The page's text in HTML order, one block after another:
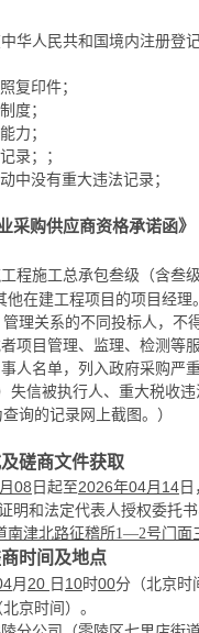
华人民共和国境内注册
复印件；
度；
力；
录；；
中没有重大违法记录；
采购供应商资格承诺函
程施工总承包叁级 （含叁
在建工程项目的项目经理。
理关系的不同投标人，不
项目管理、监理、检测等
人名单，列入政府采购
失信被执行人、重大税收
询的记录网上截图。）
磋商文件获取
月08 日起至2026年04月 14
明和法定代表人授权委托书
南津北路征稽所1—2号门面
时间及地点
月 20 日 10时00分（北京时
京时间）。